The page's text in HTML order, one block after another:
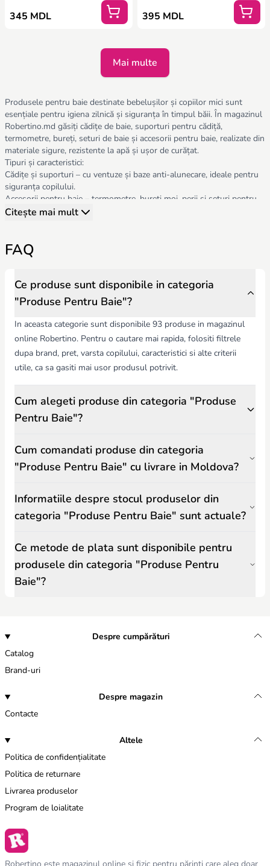
345 MDL 395 MDL
Mai multe
Produsele pentru baie destinate bebelușilor și copiilor mici sunt
esențiale pentru igiena zilnică și siguranța în timpul băii. În magazinul
Robertino.md găsiți cădițe de baie, suporturi pentru cădiță,
termometre, bureți, seturi de baie și accesorii pentru baie, realizate din
materiale sigure, rezistente la apă și ușor de curățat.
Tipuri și caracteristici:
Cădițe și suporturi – cu ventuze și baze anti-alunecare, ideale pentru
siguranța copilului.
Accesorii pentru baie – termometre, bureți moi, perii și seturi pentru
igienă completă.
Atunci când alegeți produse pentru baie, trebuie să țineți cont de:
Siguranță – materiale non-toxice, fără BPA, margini rotunjite, ventuze
Confort – design ergonomic, ușor de folosit și manevrat de părinți și
copii.
Funcționalitate – ușor de curățat, rezistent la apă, durabil și
compatibil cu diverse dimensiuni de cădițe.
Estetică – culori și forme atractive, care fac băița mai plăcută pentru
copil.
Produsele pentru baie de la Robertino.md sunt alese cu atenție
pentru calitate, siguranță și durabilitate, oferind părinților liniștea
Citește mai mult
FAQ
Ce produse sunt disponibile in categoria
"Produse Pentru Baie"?
In aceasta categorie sunt disponibile 93 produse in magazinul
online Robertino. Pentru o cautare mai rapida, folositi filtrele
dupa brand, pret, varsta copilului, caracteristici si alte criterii
utile, ca sa gasiti mai usor produsul potrivit.
Cum alegeti produse din categoria "Produse
Pentru Baie"?
Cum comandati produse din categoria
"Produse Pentru Baie" cu livrare in Moldova?
Informatiile despre stocul produselor din
categoria "Produse Pentru Baie" sunt actuale?
Ce metode de plata sunt disponibile pentru
produsele din categoria "Produse Pentru
Baie"?
Despre cumpărături
Catalog
Brand-uri
Despre magazin
Contacte
Altele
Politica de confidențialitate
Politica de returnare
Livrarea produselor
Program de loialitate